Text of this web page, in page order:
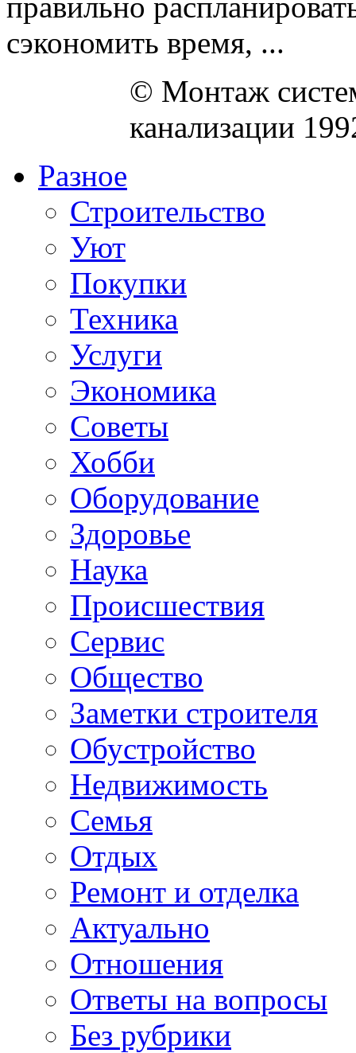
сэкономить время, ...
© Монтаж
канализации
Разное
Строительство
Уют
Покупки
Техника
Услуги
Экономика
Советы
Хобби
Oборудование
Здоровье
Наука
Происшествия
Сервис
Общество
Заметки строителя
Обустройство
Недвижимость
Семья
Отдых
Ремонт и отделка
Актуально
Отношения
Ответы на вопросы
Без рубрики